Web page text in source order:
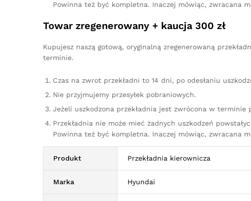
Powinna też być kompletna. Inaczej mówiąc, zwracana
Towar zregenerowany + kaucja 300 zł
Kupujesz naszą gotową, oryginalną zregenerowaną
terminie.
Czas na zwrot przekładni to 14 dni, po odesłaniu
Nie przyjmujemy przesyłek pobraniowych.
Jeżeli uszkodzona przekładnia jest zwrócona w
Przekładnia nie może mieć żadnych uszkodzeń
Powinna też być kompletna. Inaczej mówiąc, zwracana
Produkt Przekładnia kierownicza
Marka Hyundai